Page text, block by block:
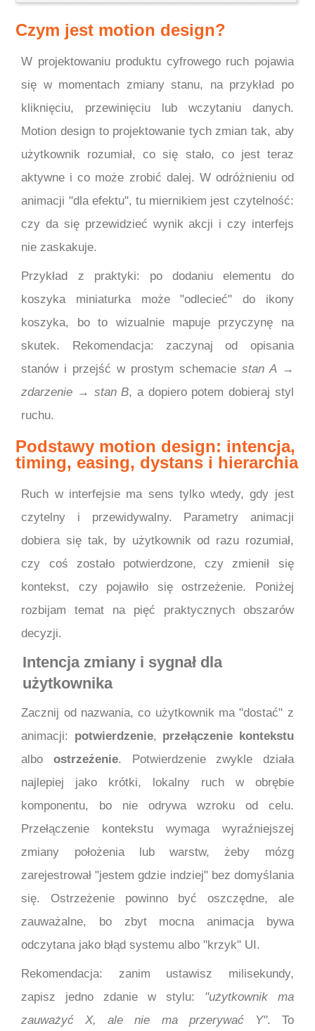
Czym jest motion design?
W projektowaniu produktu cyfrowego ruch pojawia
się w momentach zmiany stanu, na przykład po
kliknięciu, przewinięciu lub wczytaniu danych.
Motion design to projektowanie tych zmian tak, aby
użytkownik rozumiał, co się stało, co jest teraz
aktywne i co może zrobić dalej. W odróżnieniu od
animacji "dla efektu", tu miernikiem jest czytelność:
czy da się przewidzieć wynik akcji i czy interfejs
nie zaskakuje.
Przykład z praktyki: po dodaniu elementu do
koszyka miniaturka może "odlecieć" do ikony
koszyka, bo to wizualnie mapuje przyczynę na
skutek. Rekomendacja: zaczynaj od opisania
stanów i przejść w prostym schemacie stan A →
zdarzenie → stan B, a dopiero potem dobieraj styl
ruchu.
Podstawy motion design: intencja,
timing, easing, dystans i hierarchia
Ruch w interfejsie ma sens tylko wtedy, gdy jest
czytelny i przewidywalny. Parametry animacji
dobiera się tak, by użytkownik od razu rozumiał,
czy coś zostało potwierdzone, czy zmienił się
kontekst, czy pojawiło się ostrzeżenie. Poniżej
rozbijam temat na pięć praktycznych obszarów
decyzji.
Intencja zmiany i sygnał dla
użytkownika
Zacznij od nazwania, co użytkownik ma "dostać" z
animacji: potwierdzenie, przełączenie kontekstu
albo ostrzeżenie. Potwierdzenie zwykle działa
najlepiej jako krótki, lokalny ruch w obrębie
komponentu, bo nie odrywa wzroku od celu.
Przełączenie kontekstu wymaga wyraźniejszej
zmiany położenia lub warstw, żeby mózg
zarejestrował "jestem gdzie indziej" bez domyślania
się. Ostrzeżenie powinno być oszczędne, ale
zauważalne, bo zbyt mocna animacja bywa
odczytana jako błąd systemu albo "krzyk" UI.
Rekomendacja: zanim ustawisz milisekundy,
zapisz jedno zdanie w stylu: "użytkownik ma
zauważyć X, ale nie ma przerywać Y". To